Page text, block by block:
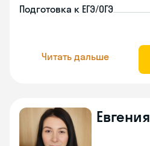
Подготовка к ЕГЭ/ОГЭ
Читать дальше
Евгения